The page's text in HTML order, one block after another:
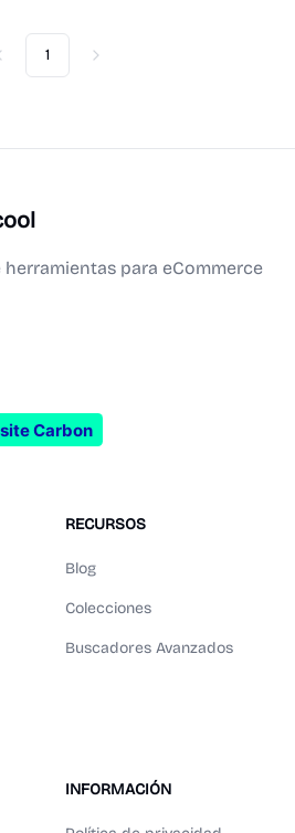
Previous
1 Next
para eCommerce
Carbon
RECURSOS
Blog
Colecciones
Buscadores Avanzados
INFORMACIÓN